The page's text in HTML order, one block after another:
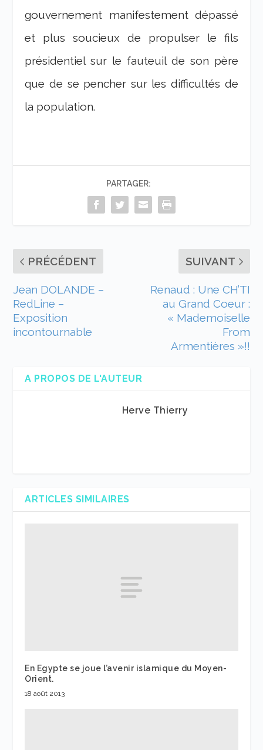
gouvernement manifestement dépassé
et plus soucieux de propulser le fils
présidentiel sur le fauteuil de son père
que de se pencher sur les difficultés de
la population.
PARTAGER:
PRÉCÉDENT
Jean DOLANDE –
RedLine –
Exposition
incontournable
SUIVANT
Renaud : Une CH’TI
au Grand Coeur :
« Mademoiselle
From
Armentières »!!
A PROPOS DE L'AUTEUR
Herve Thierry
ARTICLES SIMILAIRES
En Egypte se joue l’avenir islamique du Moyen-
Orient.
18 août 2013